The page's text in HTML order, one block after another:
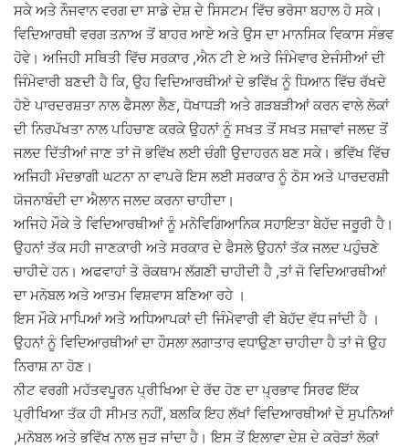
ਸਕੇ ਅਤੇ ਨੌਜਵਾਨ ਵਰਗ ਦਾ ਸਾਡੇ ਦੇਸ਼ ਦੇ ਸਿਸਟਮ ਵਿੱਚ ਭਰੋਸਾ ਬਹਾਲ ਹੋ ਸਕੇ।
ਵਿਦਿਆਰਥੀ ਵਰਗ ਤਨਾਅ ਤੋਂ ਬਾਹਰ ਆਏ ਅਤੇ ਉਸ ਦਾ ਮਾਨਸਿਕ ਵਿਕਾਸ ਸੰਭਵ
ਹੋਵੇ। ਅਜਿਹੀ ਸਥਿਤੀ ਵਿੱਚ ਸਰਕਾਰ ,ਐਨ ਟੀ ਏ ਅਤੇ ਜਿੰਮੇਵਾਰ ਏਜੰਸੀਆਂ ਦੀ
ਜਿੰਮੇਵਾਰੀ ਬਣਦੀ ਹੈ ਕਿ, ਉਹ ਵਿਦਿਆਰਥੀਆਂ ਦੇ ਭਵਿੱਖ ਨੂੰ ਧਿਆਨ ਵਿੱਚ ਰੱਖਦੇ
ਹੋਏ ਪਾਰਦਰਸ਼ਤਾ ਨਾਲ ਫੈਸਲਾ ਲੈਣ, ਧੋਖਾਧੜੀ ਅਤੇ ਗੜਬੜੀਆਂ ਕਰਨ ਵਾਲੇ ਲੋਕਾਂ
ਦੀ ਨਿਰਪੱਖਤਾ ਨਾਲ ਪਹਿਚਾਣ ਕਰਕੇ ਉਹਨਾਂ ਨੂੰ ਸਖਤ ਤੋਂ ਸਖਤ ਸਜ਼ਾਵਾਂ ਜਲਦ ਤੋਂ
ਜਲਦ ਦਿੱਤੀਆਂ ਜਾਣ ਤਾਂ ਜੋ ਭਵਿੱਖ ਲਈ ਚੰਗੀ ਉਦਾਹਰਨ ਬਣ ਸਕੇ। ਭਵਿੱਖ ਵਿੱਚ
ਅਜਿਹੀ ਮੰਦਭਾਗੀ ਘਟਨਾ ਨਾ ਵਾਪਰੇ ਇਸ ਲਈ ਸਰਕਾਰ ਨੂੰ ਠੋਸ ਅਤੇ ਪਾਰਦਰਸ਼ੀ
ਯੋਜਨਾਬੰਦੀ ਦਾ ਐਲਾਨ ਜਲਦ ਕਰਨਾ ਚਾਹੀਦਾ।
ਅਜਿਹੇ ਮੌਕੇ ਤੇ ਵਿਦਿਆਰਥੀਆਂ ਨੂੰ ਮਨੋਵਿਗਿਆਨਿਕ ਸਹਾਇਤਾ ਬੇਹੱਦ ਜਰੂਰੀ ਹੈ।
ਉਹਨਾਂ ਤੱਕ ਸਹੀ ਜਾਣਕਾਰੀ ਅਤੇ ਸਰਕਾਰ ਦੇ ਫੈਸਲੇ ਉਹਨਾਂ ਤੱਕ ਜਲਦ ਪਹੁੰਚਣੇ
ਚਾਹੀਦੇ ਹਨ। ਅਫਵਾਹਾਂ ਤੇ ਰੋਕਥਾਮ ਲੱਗਣੀ ਚਾਹੀਦੀ ਹੈ ,ਤਾਂ ਜੋ ਵਿਦਿਆਰਥੀਆਂ
ਦਾ ਮਨੋਬਲ ਅਤੇ ਆਤਮ ਵਿਸ਼ਵਾਸ ਬਣਿਆ ਰਹੇ ।
ਇਸ ਮੌਕੇ ਮਾਪਿਆਂ ਅਤੇ ਅਧਿਆਪਕਾਂ ਦੀ ਜਿੰਮੇਵਾਰੀ ਵੀ ਬੇਹੱਦ ਵੱਧ ਜਾਂਦੀ ਹੈ ।
ਉਹਨਾਂ ਨੂੰ ਵਿਦਿਆਰਥੀਆਂ ਦਾ ਹੌਸਲਾ ਲਗਾਤਾਰ ਵਧਾਉਣਾ ਚਾਹੀਦਾ ਹੈ ਤਾਂ ਜੋ ਉਹ
ਨਿਰਾਸ਼ ਨਾ ਹੋਣ।
ਨੀਟ ਵਰਗੀ ਮਹੱਤਵਪੂਰਨ ਪ੍ਰੀਖਿਆ ਦੇ ਰੱਦ ਹੋਣ ਦਾ ਪ੍ਰਭਾਵ ਸਿਰਫ ਇੱਕ
ਪ੍ਰੀਖਿਆ ਤੱਕ ਹੀ ਸੀਮਤ ਨਹੀਂ, ਬਲਕਿ ਇਹ ਲੱਖਾਂ ਵਿਦਿਆਰਥੀਆਂ ਦੇ ਸੁਪਨਿਆਂ
,ਮਨੋਬਲ ਅਤੇ ਭਵਿੱਖ ਨਾਲ ਜੁੜ ਜਾਂਦਾ ਹੈ। ਇਸ ਤੋਂ ਇਲਾਵਾ ਦੇਸ਼ ਦੇ ਕਰੋੜਾਂ ਲੋਕਾਂ